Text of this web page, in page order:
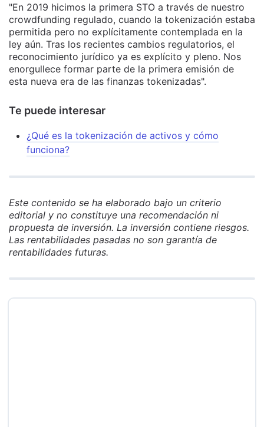
"En 2019 hicimos la primera STO a través de nuestro
crowdfunding regulado, cuando la tokenización estaba
permitida pero no explícitamente contemplada en la
ley aún. Tras los recientes cambios regulatorios, el
reconocimiento jurídico ya es explícito y pleno. Nos
enorgullece formar parte de la primera emisión de
esta nueva era de las finanzas tokenizadas".
Te puede interesar
¿Qué es la tokenización de activos y cómo
funciona?
Este contenido se ha elaborado bajo un criterio
editorial y no constituye una recomendación ni
propuesta de inversión. La inversión contiene riesgos.
Las rentabilidades pasadas no son garantía de
rentabilidades futuras.